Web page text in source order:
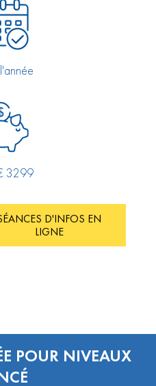
3299
D'INFOS EN
LIGNE
POUR NIVEAUX